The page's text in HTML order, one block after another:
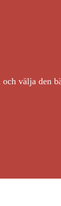
välja den